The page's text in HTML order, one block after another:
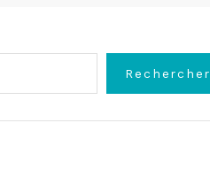
Rechercher